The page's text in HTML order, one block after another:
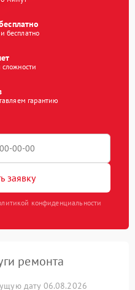
бесплатно
гарантию
заявку
конфиденциальности
ремонта
дату 06.08.2026